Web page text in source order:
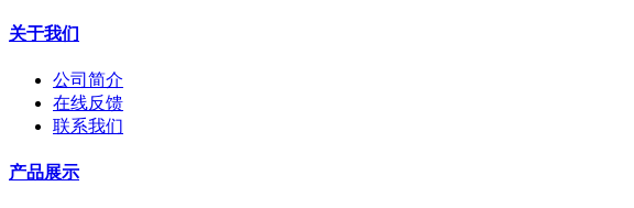
关于我们
公司简介
在线反馈
联系我们
产品展示